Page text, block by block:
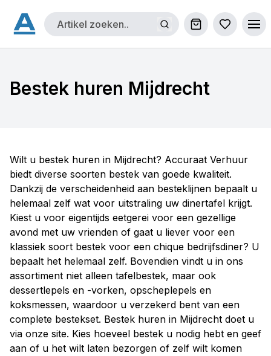
Winkelwagen
Bestek huren Mijdrecht
Wilt u bestek huren in Mijdrecht? Accuraat Verhuur
biedt diverse soorten bestek van goede kwaliteit.
Dankzij de verscheidenheid aan besteklijnen bepaalt u
helemaal zelf wat voor uitstraling uw dinertafel krijgt.
Kiest u voor eigentijds eetgerei voor een gezellige
avond met uw vrienden of gaat u liever voor een
klassiek soort bestek voor een chique bedrijfsdiner? U
bepaalt het helemaal zelf. Bovendien vindt u in ons
assortiment niet alleen tafelbestek, maar ook
dessertlepels en -vorken, opscheplepels en
koksmessen, waardoor u verzekerd bent van een
complete bestekset. Bestek huren in Mijdrecht doet u
via onze site. Kies hoeveel bestek u nodig hebt en geef
aan of u het wilt laten bezorgen of zelf wilt komen